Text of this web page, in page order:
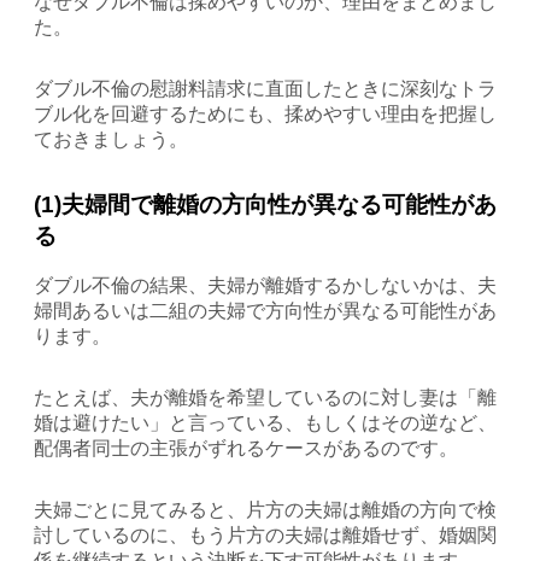
た。
ダブル不倫の慰謝料請求に直面したときに深刻なトラ
ブル化を回避するためにも、揉めやすい理由を把握し
ておきましょう。
(1)夫婦間で離婚の方向性が異なる可能性があ
る
ダブル不倫の結果、夫婦が離婚するかしないかは、夫
婦間あるいは二組の夫婦で方向性が異なる可能性があ
ります。
たとえば、夫が離婚を希望しているのに対し妻は「離
婚は避けたい」と言っている、もしくはその逆など、
配偶者同士の主張がずれるケースがあるのです。
夫婦ごとに見てみると、片方の夫婦は離婚の方向で検
討しているのに、もう片方の夫婦は離婚せず、婚姻関